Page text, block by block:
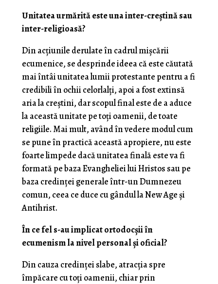
Unitatea urmărită este una inter-creștină sau
inter-religioasă?
Din acțiunile derulate în cadrul mișcării
ecumenice, se desprinde ideea că este căutată
mai întâi unitatea lumii protestante pentru a fi
credibili în ochii celorlalți, apoi a fost extinsă
aria la creștini, dar scopul final este de a aduce
la această unitate pe toți oamenii, de toate
religiile. Mai mult, având în vedere modul cum
se pune în practică această apropiere, nu este
foarte limpede dacă unitatea finală este va fi
formată pe baza Evangheliei lui Hristos sau pe
baza credinței generale într-un Dumnezeu
comun, ceea ce duce cu gândul la New Age și
Antihrist.
În ce fel s-au implicat ortodocșii în
ecumenism la nivel personal și oficial?
Din cauza credinței slabe, atracția spre
împăcare cu toți oamenii, chiar prin